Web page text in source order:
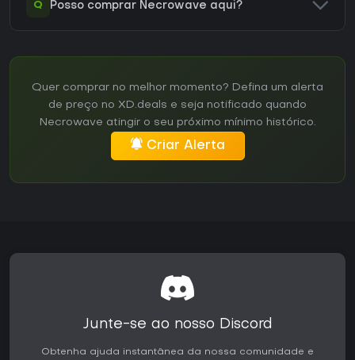
Q Posso comprar Necrowave aqui?
Quer comprar no melhor momento? Defina um alerta
de preço no XD.deals e seja notificado quando
Necrowave atingir o seu próximo mínimo histórico.
Criar Alerta
Junte-se ao nosso Discord
Obtenha ajuda instantânea da nossa comunidade e